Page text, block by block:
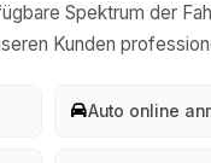
Spektrum der
Kunden
Auto online